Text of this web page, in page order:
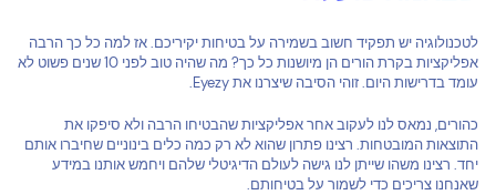
לטכנולוגיה יש תפקיד חשוב בשמירה על בטיחות יקיריכם. אז למה כל כך הרבה
אפליקציות בקרת הורים הן מיושנות כל כך? מה שהיה טוב לפני 10 שנים פשוט לא
עומד בדרישות היום. זוהי הסיבה שיצרנו את Eyezy.
כהורים, נמאס לנו לעקוב אחר אפליקציות שהבטיחו הרבה ולא סיפקו את
התוצאות המובטחות. רצינו פתרון שהוא לא רק כמה כלים בינוניים שחיברו אותם
יחד. רצינו משהו שייתן לנו גישה לעולם הדיגיטלי שלהם ויחמש אותנו במידע
שאנחנו צריכים כדי לשמור על בטיחותם.